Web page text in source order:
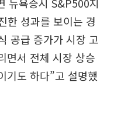
뉴욕증시 S&P500지
한 성과를 보이는 경
공급 증가가 시장 고
면서 전체 시장 상승
기도 하다”고 설명했